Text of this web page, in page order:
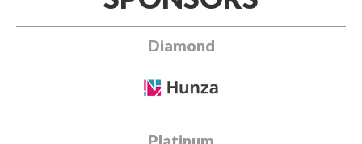
Diamond
Platinum